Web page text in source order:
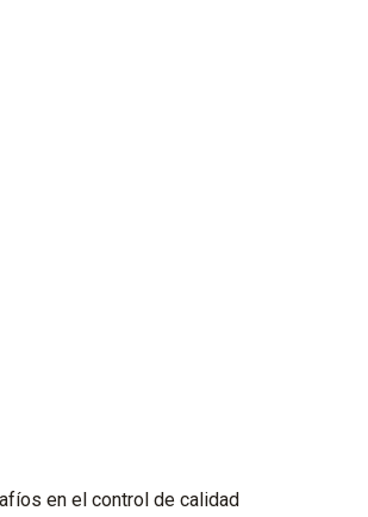
en el control de calidad